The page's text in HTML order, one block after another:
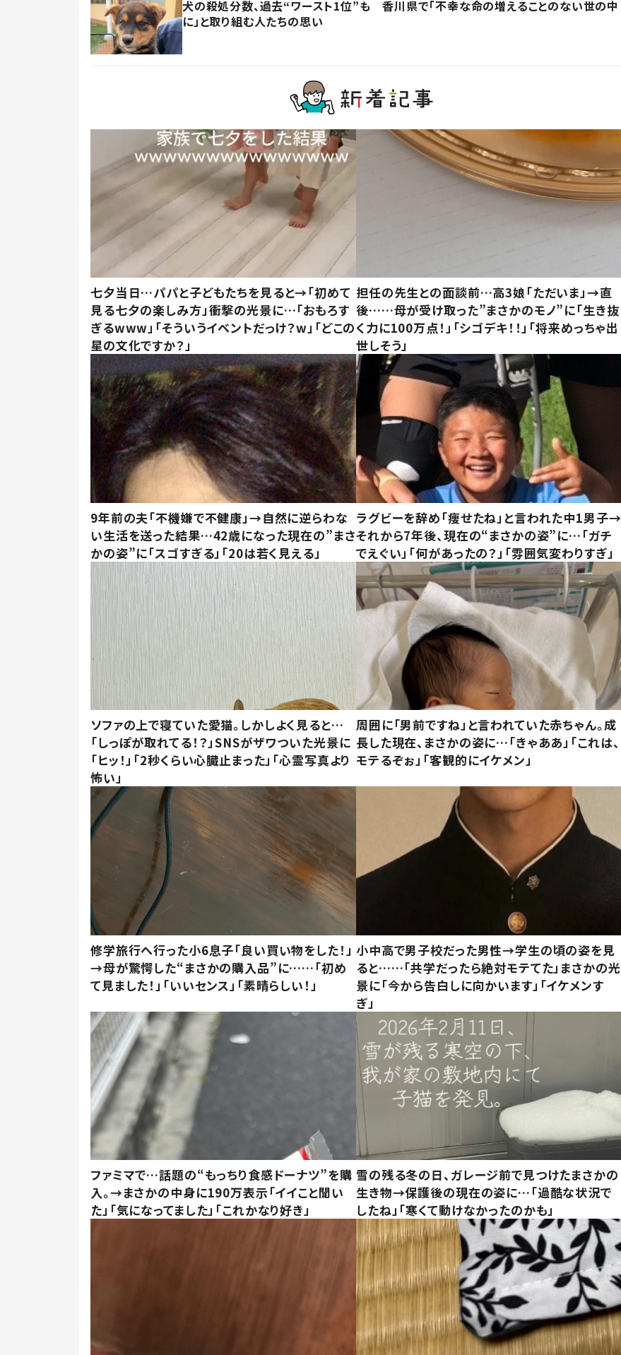
犬の殺処分数、過去“ワースト1位”も 香川県で「不幸な命の増えることのない世の中
に」と取り組む人たちの思い
七夕当日…パパと子どもたちを見ると→「初めて
見る七夕の楽しみ方」衝撃の光景に…「おもろす
ぎるwww」「そういうイベントだっけ？w」「どこの
星の文化ですか？」
担任の先生との面談前…高3娘「ただいま」→直
後……母が受け取った”まさかのモノ”に「生き抜
く力に100万点！」「シゴデキ！！」「将来めっちゃ出
世しそう」
9年前の夫「不機嫌で不健康」→自然に逆らわな
い生活を送った結果…42歳になった現在の”まさ
かの姿”に「スゴすぎる」「20は若く見える」
ラグビーを辞め「痩せたね」と言われた中1男子→
それから7年後、現在の“まさかの姿”に…「ガチ
でえぐい」「何があったの？」「雰囲気変わりすぎ」
ソファの上で寝ていた愛猫。しかしよく見ると…
「しっぽが取れてる！？」SNSがザワついた光景に
「ヒッ！」「2秒くらい心臓止まった」「心霊写真より
怖い」
周囲に「男前ですね」と言われていた赤ちゃん。成
長した現在、まさかの姿に…「きゃああ」「これは、
モテるぞぉ」「客観的にイケメン」
修学旅行へ行った小6息子「良い買い物をした！」
→母が驚愕した“まさかの購入品”に……「初め
て見ました！」「いいセンス」「素晴らしい！」
小中高で男子校だった男性→学生の頃の姿を見
ると……「共学だったら絶対モテてた」まさかの光
景に「今から告白しに向かいます」「イケメンす
ぎ」
ファミマで…話題の“もっちり食感ドーナツ”を購
入。→まさかの中身に190万表示「イイこと聞い
た」「気になってました」「これかなり好き」
雪の残る冬の日、ガレージ前で見つけたまさかの
生き物→保護後の現在の姿に…「過酷な状況で
したね」「寒くて動けなかったのかも」